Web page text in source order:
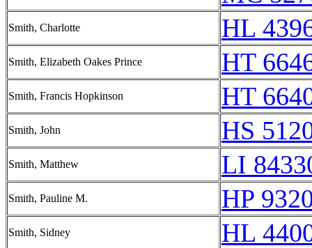
Smith, Charlotte HL
Smith, Elizabeth Oakes Prince HT
Smith, Francis Hopkinson HT
Smith, John HS
Smith, Matthew LI
Smith, Pauline M. HP
Smith, Sidney HL